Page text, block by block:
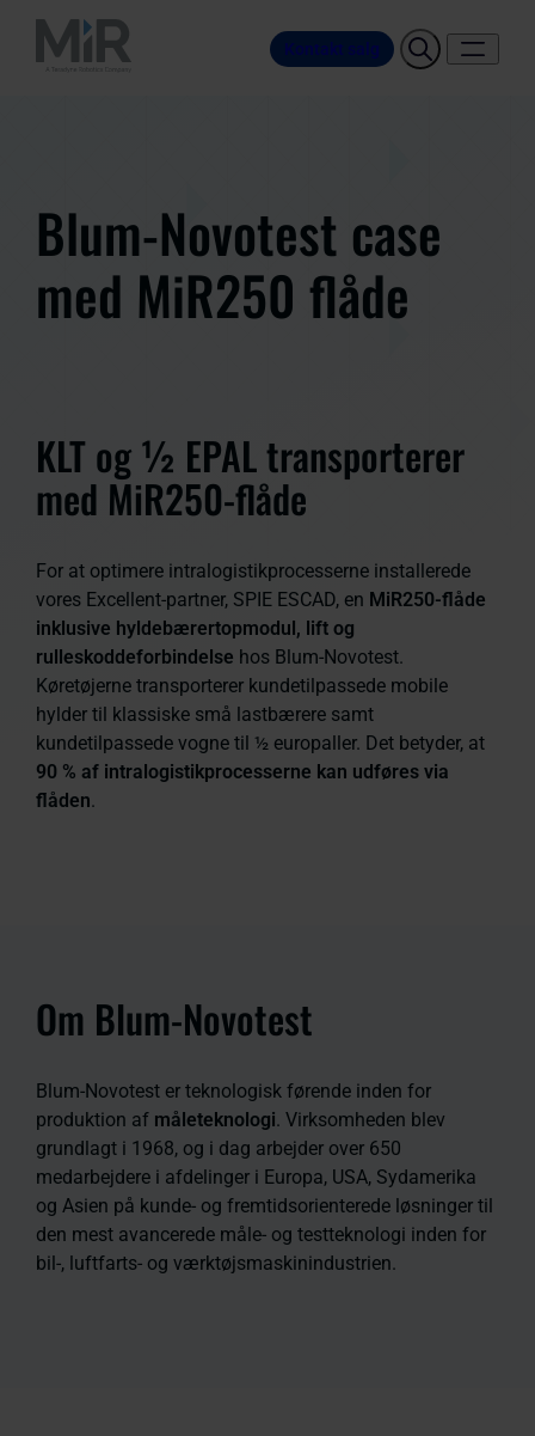
Kontakt salg
Blum-Novotest case
med MiR250 flåde
KLT og ½ EPAL transporterer
med MiR250-flåde
For at optimere intralogistikprocesserne installerede
vores Excellent-partner, SPIE ESCAD, en MiR250-flåde
inklusive hyldebærertopmodul, lift og
rulleskoddeforbindelse hos Blum-Novotest.
Køretøjerne transporterer kundetilpassede mobile
hylder til klassiske små lastbærere samt
kundetilpassede vogne til ½ europaller. Det betyder, at
90 % af intralogistikprocesserne kan udføres via
flåden.
Om Blum-Novotest
Blum-Novotest er teknologisk førende inden for
produktion af måleteknologi. Virksomheden blev
grundlagt i 1968, og i dag arbejder over 650
medarbejdere i afdelinger i Europa, USA, Sydamerika
og Asien på kunde- og fremtidsorienterede løsninger til
den mest avancerede måle- og testteknologi inden for
bil-, luftfarts- og værktøjsmaskinindustrien.